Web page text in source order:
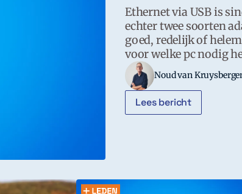
Ethernet via USB is
echter twee soorten
goed, redelijk of
voor welke pc nodig
Noud van
Lees bericht